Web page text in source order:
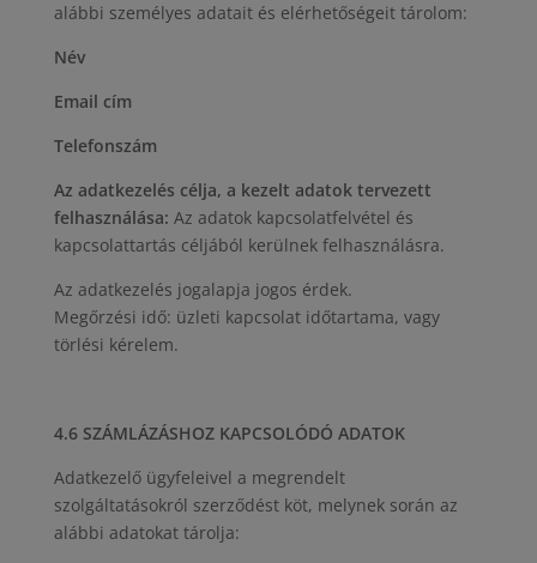
alábbi személyes adatait és elérhetőségeit tárolom:
Név
Email cím
Telefonszám
Az adatkezelés célja, a kezelt adatok tervezett
felhasználása: Az adatok kapcsolatfelvétel és
kapcsolattartás céljából kerülnek felhasználásra.
Az adatkezelés jogalapja jogos érdek.
Megőrzési idő: üzleti kapcsolat időtartama, vagy
törlési kérelem.
4.6 SZÁMLÁZÁSHOZ KAPCSOLÓDÓ ADATOK
Adatkezelő ügyfeleivel a megrendelt
szolgáltatásokról szerződést köt, melynek során az
alábbi adatokat tárolja: